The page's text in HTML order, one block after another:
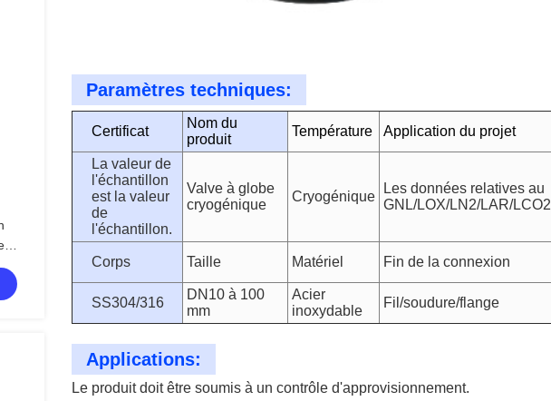
+80
Paramètres techniques:
Certificat
Nom du
produit
Température Application du projet
La valeur de
l'échantillon
est la valeur
de
l'échantillon.
Valve à globe
cryogénique
Cryogénique
Les données relatives au
GNL/LOX/LN2/LAR/LCO2
Corps Taille Matériel Fin de la connexion
SS304/316
DN10 à 100
mm
Acier
inoxydable
Fil/soudure/flange
Applications:
Le produit doit être soumis à un contrôle d'approvisionnement.